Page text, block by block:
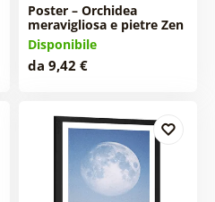
Poster – Orchidea
meravigliosa e pietre Zen
Disponibile
da 9,42 €